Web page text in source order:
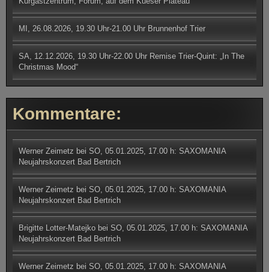
MI, 26.08.2026, 19.30 Uhr-21.00 Uhr Brunnenhof Trier
SA, 12.12.2026, 19.30 Uhr-22.00 Uhr Remise Trier-Quint: „In The
Christmas Mood“
Kommentare:
Werner Zeimetz bei SO, 05.01.2025, 17.00 h: SAXOMANIA
Neujahrskonzert Bad Bertrich
Werner Zeimetz bei SO, 05.01.2025, 17.00 h: SAXOMANIA
Neujahrskonzert Bad Bertrich
Brigitte Lotter-Matejko bei SO, 05.01.2025, 17.00 h: SAXOMANIA
Neujahrskonzert Bad Bertrich
Werner Zeimetz bei SO, 05.01.2025, 17.00 h: SAXOMANIA